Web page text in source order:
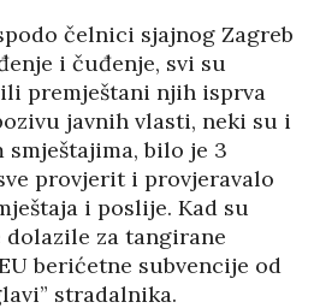
čelnici sjajnog Zagreb
i čuđenje, svi su
premještani njih isprva
javnih vlasti, neki su i
bilo je 3
provjerit i provjeravalo
i poslije. Kad su
za tangirane
berićetne subvencije od
stradalnika.